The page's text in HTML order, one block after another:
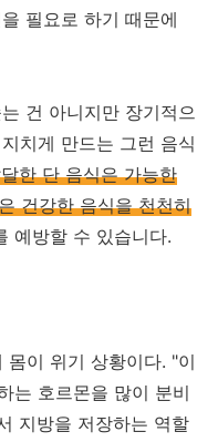
필요로 하기 때문에
건 아니지만 장기적으
치게 만드는 그런 음식
한 단 음식은 가능한
건강한 음식을 천천히
예방할 수 있습니다.
이 위기 상황이다. "이
는 호르몬을 많이 분비
지방을 저장하는 역할